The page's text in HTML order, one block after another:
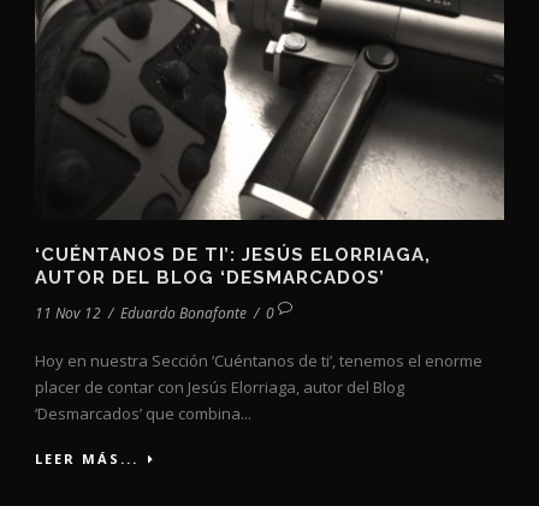
‘CUÉNTANOS DE TI’: JESÚS ELORRIAGA,
AUTOR DEL BLOG ‘DESMARCADOS’
11 Nov 12 / Eduardo Bonafonte / 0
Hoy en nuestra Sección ‘Cuéntanos de ti’, tenemos el enorme
placer de contar con Jesús Elorriaga, autor del Blog
‘Desmarcados’ que combina...
LEER MÁS...